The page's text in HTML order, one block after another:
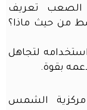
الصعب تعريف
من حيث ماذا؟
لتجاهل
بقوة.
مركزية الشمس